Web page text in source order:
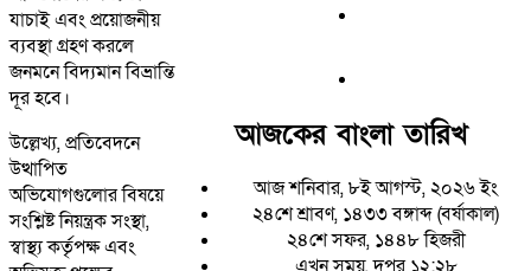
যাচাই এবং প্রয়োজনীয়
ব্যবস্থা গ্রহণ করলে
জনমনে বিদ্যমান বিভ্রান্তি
দূর হবে।
উল্লেখ্য, প্রতিবেদনে
উত্থাপিত
অভিযোগগুলোর বিষয়ে
সংশ্লিষ্ট নিয়ন্ত্রক সংস্থা,
স্বাস্থ্য কর্তৃপক্ষ এবং
আজকের বাংলা তারিখ
আজ শনিবার, ৮ই আগস্ট, ২০২৬ ইং
২৪শে শ্রাবণ, ১৪৩৩ বঙ্গাব্দ (বর্ষাকাল)
২৪শে সফর, ১৪৪৮ হিজরী